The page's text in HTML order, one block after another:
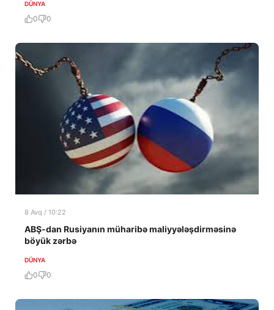
DÜNYA
0 0
8 Avq / 10:22
ABŞ-dan Rusiyanın müharibə maliyyələşdirməsinə
böyük zərbə
DÜNYA
0 0